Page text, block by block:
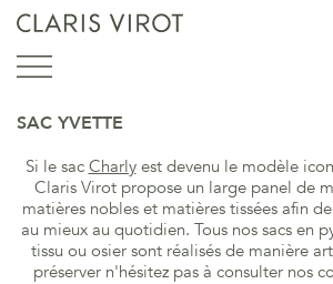
SAC YVETTE
Si le sac Charlyest devenu le modèle
Claris Virot propose un large panel de
matières nobles et matières tissées afin
au mieux au quotidien. Tous nos sacs en
tissu ou osier sont réalisés de manière
préserver n'hésitez pas à consulter nos